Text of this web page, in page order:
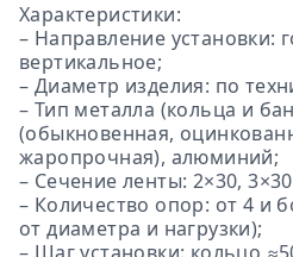
Характеристики:
– Направление установки:
вертикальное;
– Диаметр изделия: по
– Тип металла (кольца и
(обыкновенная,
жаропрочная), алюминий;
– Сечение ленты: 2×30,
– Количество опор: от 4 и
от диаметра и нагрузки);